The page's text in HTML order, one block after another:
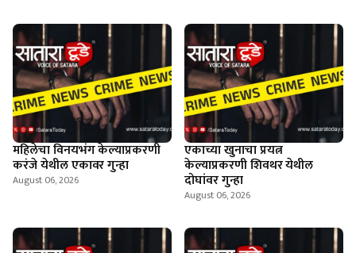
महिलेचा विनयभंग केल्याप्रकरणी
करंजे येथील एकावर गुन्हा
August 06, 2026
एकाच्या खुनाचा प्रयत्न
केल्याप्रकरणी शिवथर येथील
दोघांवर गुन्हा
August 06, 2026